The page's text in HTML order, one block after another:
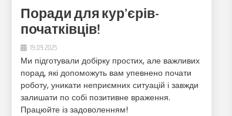
Поради для кур’єрів-
початківців!
19.09.2025
Ми підготували добірку простих, але важливих
порад, які допоможуть вам упевнено почати
роботу, уникати неприємних ситуацій і завжди
залишати по собі позитивне враження.
Працюйте із задоволенням!